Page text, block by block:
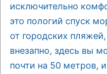
исключительно
это пологий спуск
от городских
внезапно, здесь вы
почти на 50 метров,